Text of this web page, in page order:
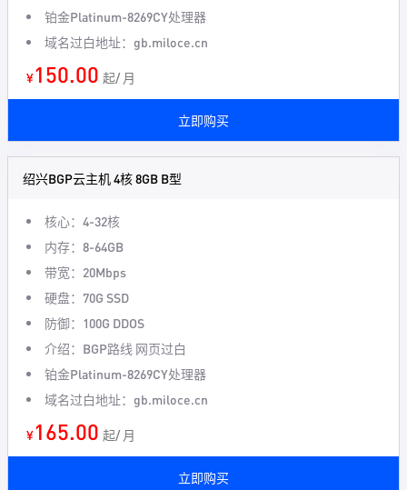
铂金Platinum-8269CY处理器
域名过白地址：gb.miloce.cn
¥150.00 起/ 月
立即购买
绍兴BGP云主机 4核 8GB B型
核心：4-32核
内存：8-64GB
带宽：20Mbps
硬盘：70G SSD
防御：100G DDOS
介绍：BGP路线 网页过白
铂金Platinum-8269CY处理器
域名过白地址：gb.miloce.cn
¥165.00 起/ 月
立即购买